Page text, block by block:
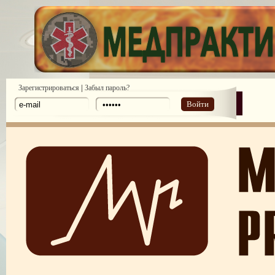
Зарегистрироваться | Забыл пароль?
Войти
ПОТРЕБИТЕЛЬСКИЙ ЭКСТРЕМИЗМ
ПЕРЕГОРЕЛО, или ЧЕМ ГРОЗИТ ЭМОЦИОНАЛЬНОЕ